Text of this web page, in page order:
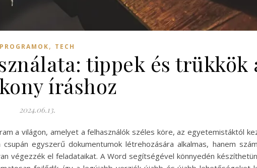
PROGRAMOK, TECH
tippek és trükkök
íráshoz
2024.06.13.
a világon, amelyet a felhasználók széles köre, az egyetemistáktól
egyszerű dokumentumok létrehozására alkalmas, hanem
végezzék el feladataikat. A Word segítségével könnyedén